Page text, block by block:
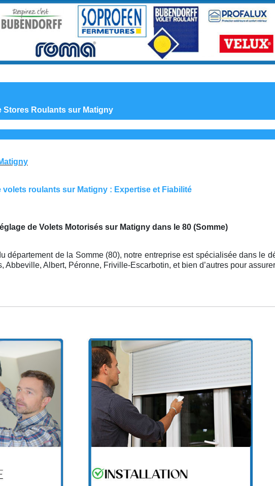
Stores Roulants sur Matigny
volets roulants sur Matigny : Expertise et Fiabilité
de Volets Motorisés sur Matigny dans le 80 (Somme)
département de la Somme (80), notre entreprise est spécialisée dans le
Abbeville, Albert, Péronne, Friville-Escarbotin, et bien d’autres pour